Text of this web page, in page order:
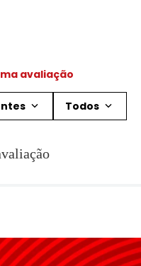
avaliação
★★
Todos